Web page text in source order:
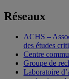
Réseaux
ACHS –
des études
Centre
Groupe de
Laboratoire